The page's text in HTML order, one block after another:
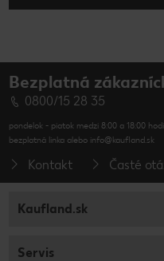
Bezplatná
0800/15 28 35
pondelok - piatok medzi 8:00 a 18:00
bezplatná linka alebo info@kaufland.sk
Kontakt Časté
Kaufland.sk
Servis